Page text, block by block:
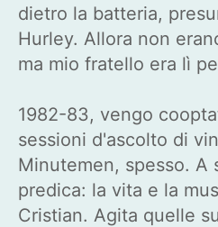
dietro la batteria,
Hurley. Allora non
ma mio fratello era lì
1982-83, vengo
sessioni d'ascolto di
Minutemen, spesso. A
predica: la vita e la
Cristian. Agita quelle